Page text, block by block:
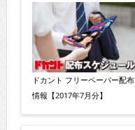
ドカント フリーペーパー配布
情報【2017年7月分】